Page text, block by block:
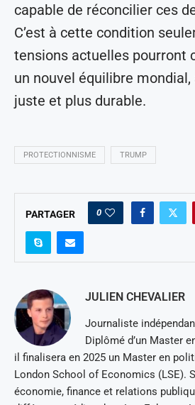
capable de réconcilier ces
C’est à cette condition
tensions actuelles pourront
un nouvel équilibre
juste et plus durable.
PROTECTIONNISME TRUMP
PARTAGER 0
JULIEN CHEVALIER
Journaliste
Diplômé d’un Master
il finalisera en 2025 un Master en
London School of Economics (LSE).
économie, finance et relations